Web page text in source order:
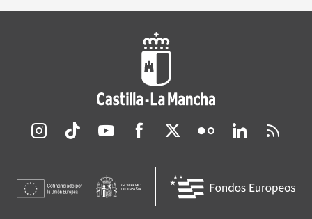
Redes sociales JCCM